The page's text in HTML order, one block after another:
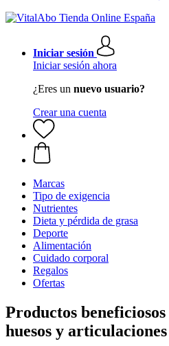
Iniciar sesión
Iniciar sesión ahora
¿Eres un nuevo usuario?
Crear una cuenta
Marcas
Tipo de exigencia
Nutrientes
Dieta y pérdida de grasa
Deporte
Alimentación
Cuidado corporal
Regalos
Ofertas
Productos
huesos y articulaciones